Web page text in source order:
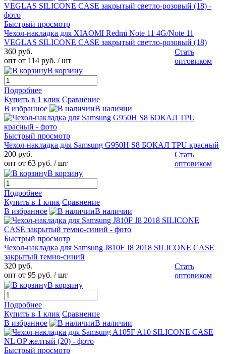
Быстрый просмотр
Чехол-накладка для XIAOMI Redmi Note 11 4G/Note 11
VEGLAS SILICONE CASE закрытый светло-розовый (18)
360 руб.
опт от 114 руб. / шт
Стать
оптовиком
В корзину
Подробнее
Купить в 1 клик Сравнение
В избранное
В наличии
Быстрый просмотр
Чехол-накладка для Samsung G950H S8 БОКАЛ TPU красный
200 руб.
опт от 63 руб. / шт
Стать
оптовиком
В корзину
Подробнее
Купить в 1 клик Сравнение
В избранное
В наличии
Быстрый просмотр
Чехол-накладка для Samsung J810F J8 2018 SILICONE CASE
закрытый темно-синий
320 руб.
опт от 95 руб. / шт
Стать
оптовиком
В корзину
Подробнее
Купить в 1 клик Сравнение
В избранное
В наличии
Быстрый просмотр